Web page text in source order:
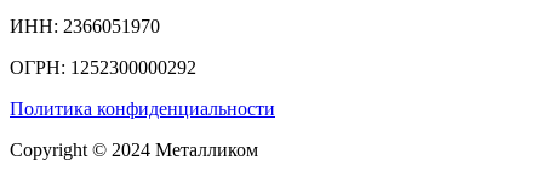
ИНН: 2366051970
ОГРН: 1252300000292
Политика конфиденциальности
Copyright © 2024 Металликом